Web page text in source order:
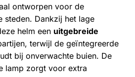
ontworpen voor de
steden. Dankzij het lage
helm een uitgebreide
terwijl de geïntegreerde
bij onverwachte buien. De
lamp zorgt voor extra